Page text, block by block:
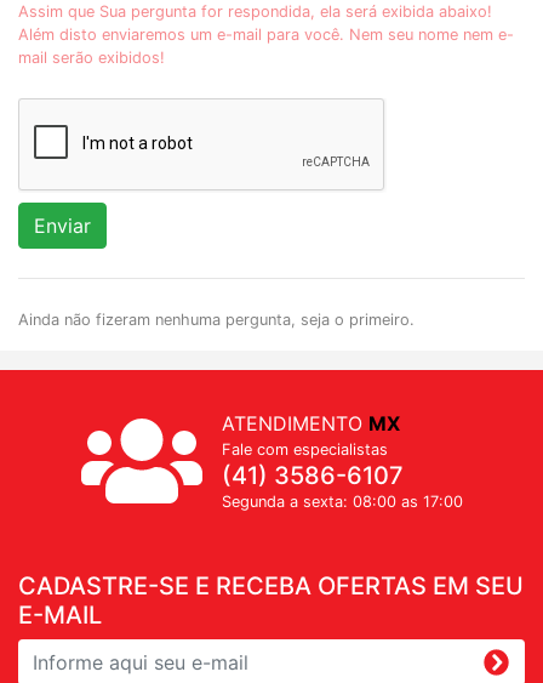
Assim que Sua pergunta for respondida, ela será exibida abaixo!
Além disto enviaremos um e-mail para você. Nem seu nome nem e-
mail serão exibidos!
Enviar
Ainda não fizeram nenhuma pergunta, seja o primeiro.
CADASTRE-SE E RECEBA OFERTAS EM SEU
E-MAIL
ATENDIMENTO MX
Fale com especialistas
(41) 3586-6107
Segunda a sexta: 08:00 as 17:00